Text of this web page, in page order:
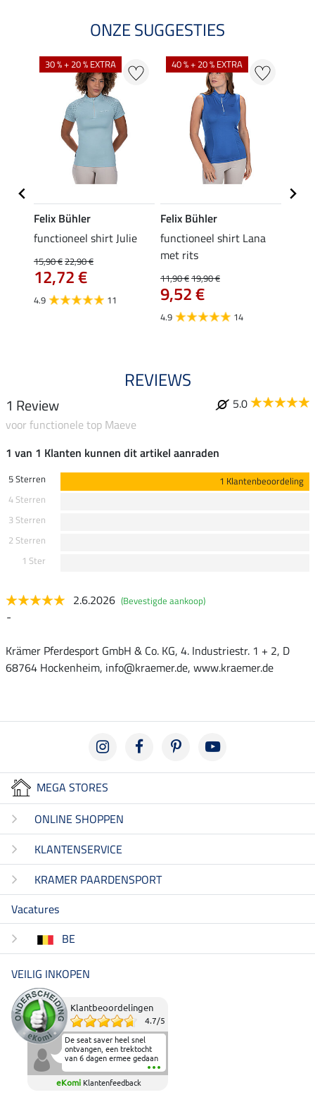
ONZE SUGGESTIES
30 % + 20 % EXTRA
Felix Bühler
functioneel shirt Julie
15,90 €22,90 €
12,72 €
4.9 11
40 % + 20 % EXTRA
Felix Bühler
functioneel shirt Lana
met rits
11,90 €19,90 €
9,52 €
4.9 14
REVIEWS
1 Review
5.0
voor functionele top Maeve
1 van 1 Klanten kunnen dit artikel aanraden
5 Sterren
1 Klantenbeoordeling
4 Sterren
3 Sterren
2 Sterren
1 Ster
2.6.2026 (Bevestigde aankoop)
-
Krämer Pferdesport GmbH & Co. KG, 4. Industriestr. 1 + 2, D
68764 Hockenheim, info@kraemer.de, www.kraemer.de
MEGA STORES
ONLINE SHOPPEN
KLANTENSERVICE
KRAMER PAARDENSPORT
Vacatures
BE
VEILIG INKOPEN
Klantbeoordelingen
4.7/5
De seat saver heel snel
ontvangen, een trektocht
van 6 dagen ermee gedaan
en deze heeft de beproeving
fantastisch doorstaan.
Heerlijk zacht om op te
eKomi Klantenfeedback